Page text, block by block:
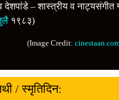
देशपांडे – शास्त्रीय व नाट्यसंगीत
१९८३)
(Image Credit:
/ स्मृतिदिन: